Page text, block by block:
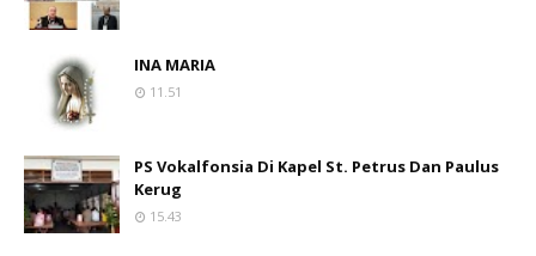
INA MARIA
11.51
PS Vokalfonsia Di Kapel St. Petrus Dan Paulus
Kerug
15.43